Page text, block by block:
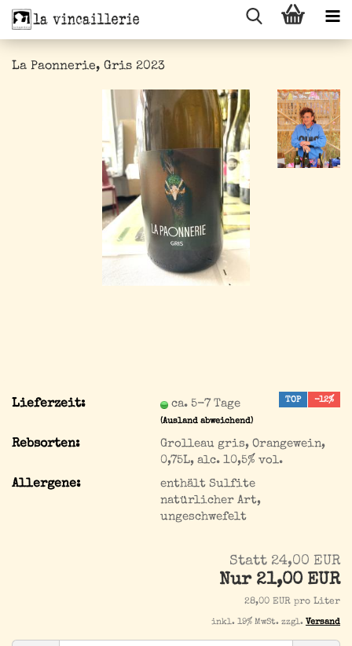
La Paonnerie, Gris 2023
TOP -12%
Lieferzeit: ca. 5-7 Tage
(Ausland abweichend)
Rebsorten:
Grolleau gris, Orangewein,
0,75L, alc. 10,5% vol.
Allergene:
enthält Sulfite
natürlicher Art,
ungeschwefelt
Statt 24,00 EUR
Nur 21,00 EUR
28,00 EUR pro Liter
inkl. 19% MwSt. zzgl. Versand